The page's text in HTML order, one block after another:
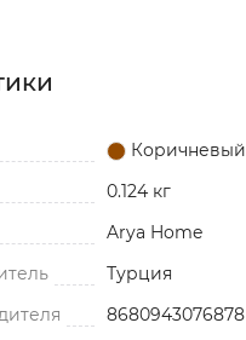
Коричневый
0.124 кг
Arya Home
Турция
8680943076878